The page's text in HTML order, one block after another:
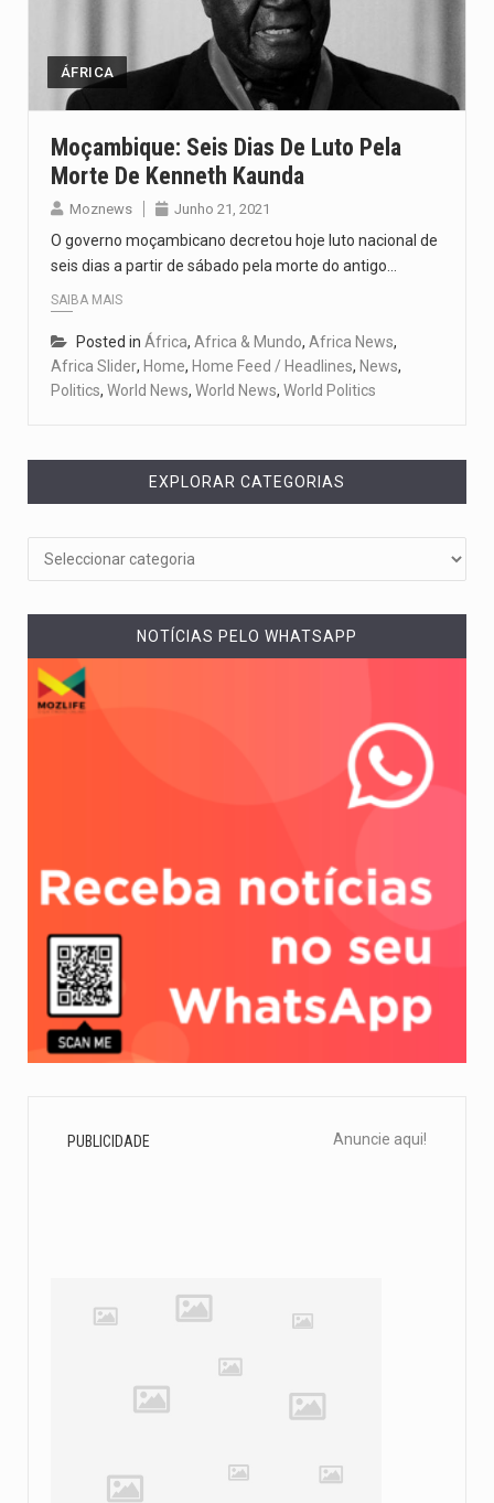
O programa, cuja implementação está prevista entre abril de 2026…
ÁFRICA
Moçambique: Seis Dias De Luto Pela
Morte De Kenneth Kaunda
Moznews Junho 21, 2021
O governo moçambicano decretou hoje luto nacional de
seis dias a partir de sábado pela morte do antigo…
SAIBA MAIS
Posted in África, Africa & Mundo, Africa News,
Africa Slider, Home, Home Feed / Headlines, News,
Politics, World News, World News, World Politics
EXPLORAR CATEGORIAS
NOTÍCIAS PELO WHATSAPP
PUBLICIDADE Anuncie aqui!